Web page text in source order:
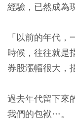
經驗，已然成為
「以前的年代
時候，往往就是
券股漲幅很大，
過去年代留下來
我們的包袱…。